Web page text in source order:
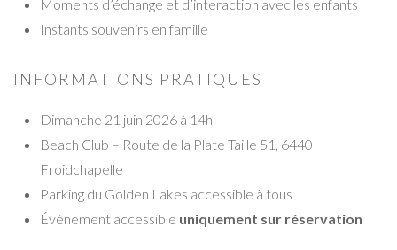
Moments d’échange et d’interaction avec les enfants
Instants souvenirs en famille
INFORMATIONS PRATIQUES
Dimanche 21 juin 2026 à 14h
Beach Club – Route de la Plate Taille 51, 6440
Froidchapelle
Parking du Golden Lakes accessible à tous
Événement accessible uniquement sur réservation